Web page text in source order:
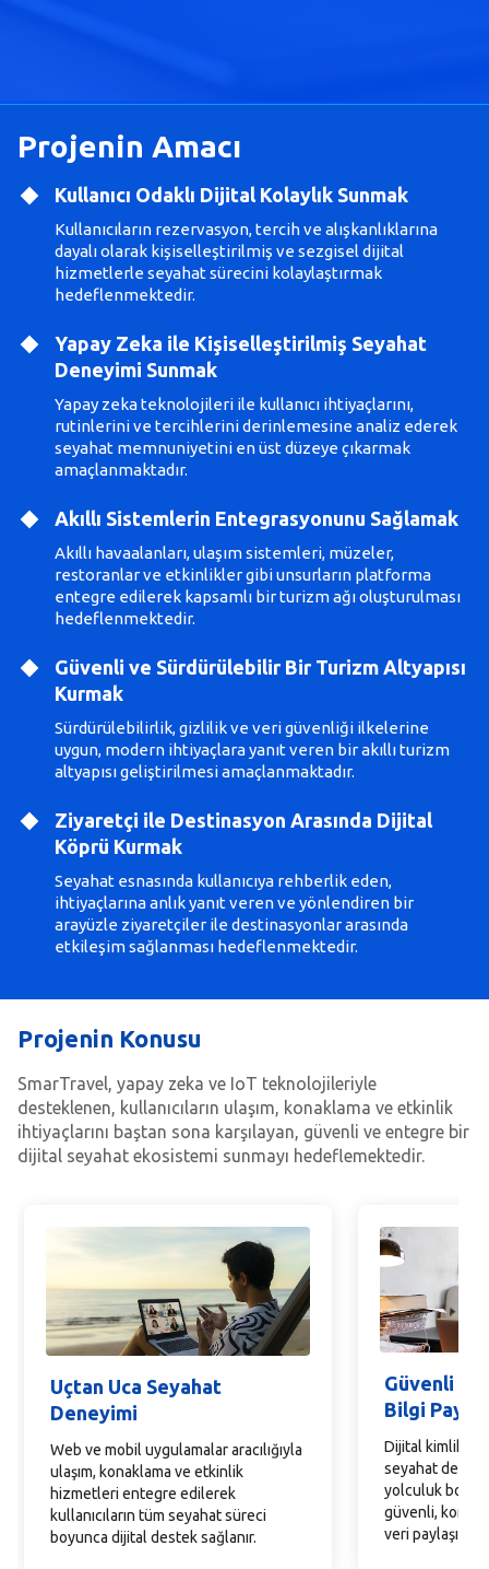
Projenin Amacı
Kullanıcı Odaklı Dijital Kolaylık Sunmak
Kullanıcıların rezervasyon, tercih ve alışkanlıklarına
dayalı olarak kişiselleştirilmiş ve sezgisel dijital
hizmetlerle seyahat sürecini kolaylaştırmak
hedeflenmektedir.
Yapay Zeka ile Kişiselleştirilmiş Seyahat
Deneyimi Sunmak
Yapay zeka teknolojileri ile kullanıcı ihtiyaçlarını,
rutinlerini ve tercihlerini derinlemesine analiz ederek
seyahat memnuniyetini en üst düzeye çıkarmak
amaçlanmaktadır.
Akıllı Sistemlerin Entegrasyonunu Sağlamak
Akıllı havaalanları, ulaşım sistemleri, müzeler,
restoranlar ve etkinlikler gibi unsurların platforma
entegre edilerek kapsamlı bir turizm ağı oluşturulması
hedeflenmektedir.
Güvenli ve Sürdürülebilir Bir Turizm Altyapısı
Kurmak
Sürdürülebilirlik, gizlilik ve veri güvenliği ilkelerine
uygun, modern ihtiyaçlara yanıt veren bir akıllı turizm
altyapısı geliştirilmesi amaçlanmaktadır.
Ziyaretçi ile Destinasyon Arasında Dijital
Köprü Kurmak
Seyahat esnasında kullanıcıya rehberlik eden,
ihtiyaçlarına anlık yanıt veren ve yönlendiren bir
arayüzle ziyaretçiler ile destinasyonlar arasında
etkileşim sağlanması hedeflenmektedir.
Projenin Konusu
SmarTravel, yapay zeka ve IoT teknolojileriyle
desteklenen, kullanıcıların ulaşım, konaklama ve etkinlik
ihtiyaçlarını baştan sona karşılayan, güvenli ve entegre bir
dijital seyahat ekosistemi sunmayı hedeflemektedir.
Uçtan Uca Seyahat
Deneyimi
Web ve mobil uygulamalar aracılığıyla
ulaşım, konaklama ve etkinlik
hizmetleri entegre edilerek
kullanıcıların tüm seyahat süreci
boyunca dijital destek sağlanır.
Güvenli
Bilgi
Dijital kimlik
seyahat
yolculuk
güvenli,
veri paylaşımı